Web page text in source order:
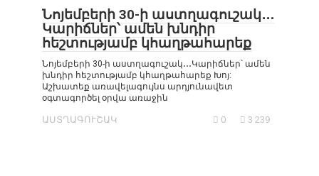
Նոյեմբերի 30-ի աստղագուշակ․․․
Կարիճներ՝ ամեն խնդիր
հեշտությամբ կհաղթահարեք
Նոյեմբերի 30-ի աստղագուշակ․․․Կարիճներ՝ ամեն
խնդիր հեշտությամբ կհաղթահարեք Խոյ:
Աշխատեք առավելագույնս արդյունավետ
օգտագործել օրվա առաջին
ԱՍՏՂԱԳՈՒՇԱԿ 0 3 239